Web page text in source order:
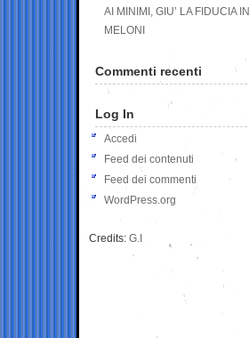
AI MINIMI, GIU’ LA FIDUCIA IN
MELONI
Commenti recenti
Log In
Accedi
Feed dei contenuti
Feed dei commenti
WordPress.org
Credits: G.I